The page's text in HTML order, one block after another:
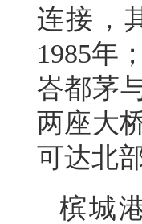
连接，
1985年
峇都茅
两座大
可达北
槟城